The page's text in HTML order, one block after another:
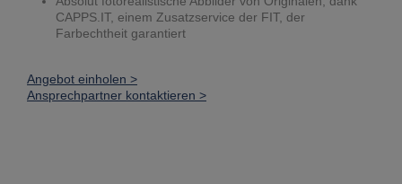
CAPPS.IT, einem Zusatzservice der FIT, der
Farbechtheit garantiert
Angebot einholen >
Ansprechpartner kontaktieren >